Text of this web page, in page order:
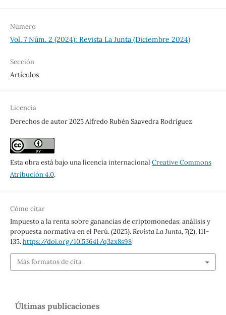
Número
Vol. 7 Núm. 2 (2024): Revista La Junta (Diciembre 2024)
Sección
Artículos
Licencia
Derechos de autor 2025 Alfredo Rubén Saavedra Rodríguez
Esta obra está bajo una licencia internacional Creative Commons
Atribución 4.0.
Cómo citar
Impuesto a la renta sobre ganancias de criptomonedas: análisis y
propuesta normativa en el Perú. (2025).Revista La Junta,7(2), 111-
135.https://doi.org/10.53641/q3zx8s98
Más formatos de cita
Últimas publicaciones